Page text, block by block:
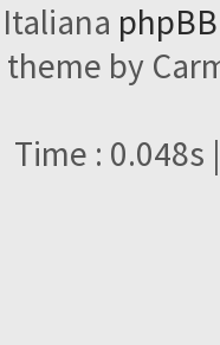
by
Time : 0.048s